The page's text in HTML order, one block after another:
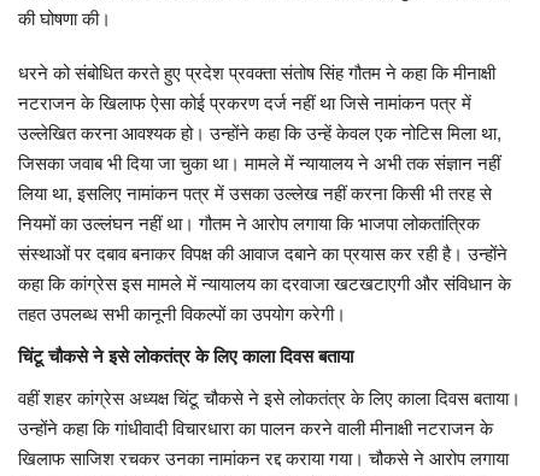
टेक न्यूज़
की घोषणा की।
धरने को संबोधित करते हुए प्रदेश प्रवक्ता संतोष सिंह गौतम ने कहा कि मीनाक्षी
नटराजन के खिलाफ ऐसा कोई प्रकरण दर्ज नहीं था जिसे नामांकन पत्र में
उल्लेखित करना आवश्यक हो। उन्होंने कहा कि उन्हें केवल एक नोटिस मिला था,
जिसका जवाब भी दिया जा चुका था। मामले में न्यायालय ने अभी तक संज्ञान नहीं
लिया था, इसलिए नामांकन पत्र में उसका उल्लेख नहीं करना किसी भी तरह से
नियमों का उल्लंघन नहीं था। गौतम ने आरोप लगाया कि भाजपा लोकतांत्रिक
संस्थाओं पर दबाव बनाकर विपक्ष की आवाज दबाने का प्रयास कर रही है। उन्होंने
कहा कि कांग्रेस इस मामले में न्यायालय का दरवाजा खटखटाएगी और संविधान के
तहत उपलब्ध सभी कानूनी विकल्पों का उपयोग करेगी।
चिंटू चौकसे ने इसे लोकतंत्र के लिए काला दिवस बताया
वहीं शहर कांग्रेस अध्यक्ष चिंटू चौकसे ने इसे लोकतंत्र के लिए काला दिवस बताया।
उन्होंने कहा कि गांधीवादी विचारधारा का पालन करने वाली मीनाक्षी नटराजन के
खिलाफ साजिश रचकर उनका नामांकन रद्द कराया गया। चौकसे ने आरोप लगाया